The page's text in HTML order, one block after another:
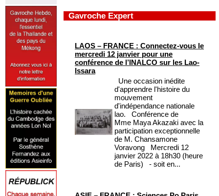
Gavroche Expert
LAOS – FRANCE : Connectez-vous le
mercredi 12 janvier pour une
conférence de l’INALCO sur les Lao-
Issara
Une occasion inédite
d'apprendre l'histoire du
mouvement
d'indépendance nationale
lao. Conférence de
Mme Maya Akazaki avec la
participation exceptionnelle
de M. Chansamone
Voravong Mercredi 12
janvier 2022 à 18h30 (heure
de Paris) - soit en...